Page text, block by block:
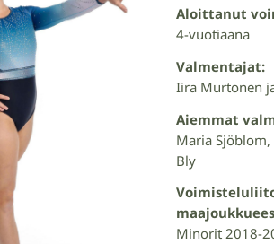
Aloittanut
4-vuotiaana
Valmentajat:
Iira Murtonen
Aiemmat
Maria
Bly
Minorit 2018-